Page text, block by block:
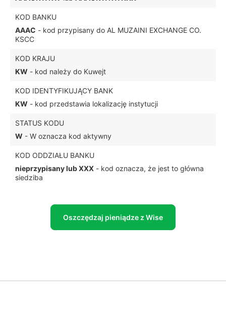
KOD BANKU
AAAC - kod przypisany do AL MUZAINI EXCHANGE CO.
KSCC
KOD KRAJU
KW - kod należy do Kuwejt
KOD IDENTYFIKUJĄCY BANK
KW - kod przedstawia lokalizację instytucji
STATUS KODU
W - W oznacza kod aktywny
KOD ODDZIAŁU BANKU
nieprzypisany lub XXX - kod oznacza, że jest to główna
siedziba
Oszczędzaj pieniądze z Wise